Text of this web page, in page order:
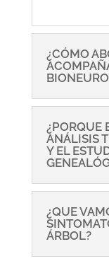
¿CÓMO
¿PORQUE
ANÁLISIS
Y EL
¿QUE
ÁRBOL?